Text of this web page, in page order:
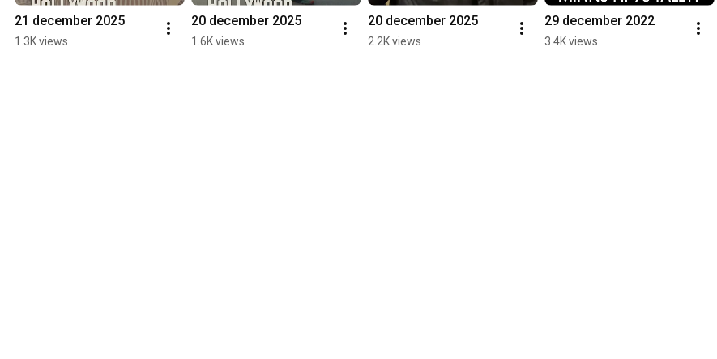
21 december 2025
1.3K views
20 december 2025
1.6K views
20 december 2025
2.2K views
29 december 2022
3.4K views